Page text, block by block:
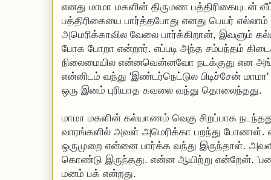
எனது மாமா மகளின் திருமண பத்திரிகையுடன்
பத்திரிகையை பார்த்தபோது எனது பெயர்
அமெரிக்காவில வேலை பார்க்கிறான், இவளும்
போக போறா என்றார். எப்படி அந்த சம்பந்தம்
நிலைமையில என்னவென்னவோ நடக்குது என
என்னிடம் வந்து 'இண்டர்நெட்டுல பிடிச்சேன்
ஒரு இனம் புரியாத கவலை வந்து தொலைந்தது.
மாமா மகளின் கல்யாணம் வெகு சிறப்பாக
வாரங்களில் அவள் அமெரிக்கா பறந்து
ஒருமுறை என்னை பார்க்க வந்து இருந்தாள்.
கொண்டு இருந்தது. என்ன ஆயிற்று என்றேன்.
மனம் பக் என்றது.